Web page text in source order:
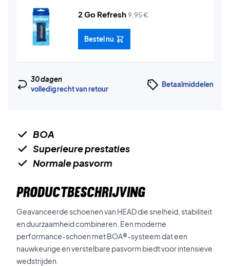
2 Go Refresh9,95€
Bestel nu
30 dagen
volledig recht van retour
Betaalmiddelen
BOA
Superieure prestaties
Normale pasvorm
PRODUCTBESCHRIJVING
Geavanceerde schoenen van HEAD die snelheid, stabiliteit
en duurzaamheid combineren. Een moderne
performance-schoen met BOA®-systeem dat een
nauwkeurige en verstelbare pasvorm biedt voor intensieve
wedstrijden.